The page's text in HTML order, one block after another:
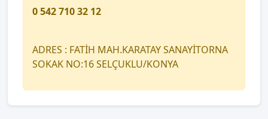
0 542 710 32 12
ADRES : FATİH MAH.KARATAY SANAYİTORNA
SOKAK NO:16 SELÇUKLU/KONYA